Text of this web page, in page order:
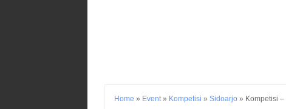
Home » Event » Kompetisi » Sidoarjo » Kompetisi